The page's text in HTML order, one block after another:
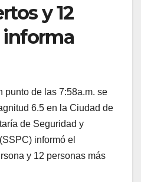
y 12
informa
punto de las 7:58a.m. se
6.5 en la Ciudad de
de Seguridad y
informó el
y 12 personas más